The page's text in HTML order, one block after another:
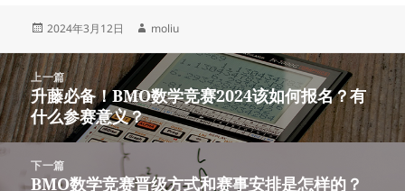
发
于
2024年3月12日
作
moliu
文
章
导
航
上一篇
上
篇
文
章：
升藤必备！BMO数学竞赛2024该如何报名？有
什么参赛意义？
下一篇
下
BMO数学竞赛晋级方式和赛事安排是怎样的？